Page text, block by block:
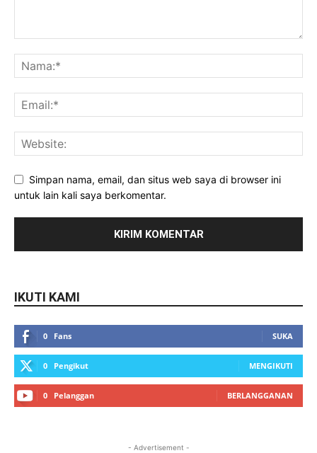
Simpan nama, email, dan situs web saya di browser ini
untuk lain kali saya berkomentar.
IKUTI KAMI
0 Fans SUKA
0 Pengikut MENGIKUTI
0 Pelanggan BERLANGGANAN
- Advertisement -